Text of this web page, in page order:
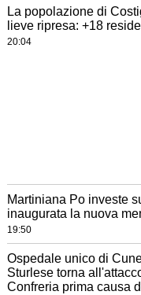
La popolazione di
lieve ripresa: +18
20:04
Martiniana Po investe
inaugurata la nuova
19:50
Ospedale unico di
Sturlese torna
Confreria prima causa